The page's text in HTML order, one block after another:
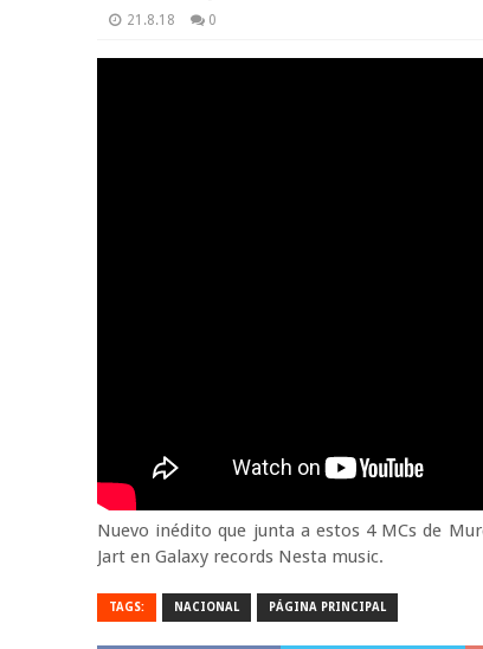
21.8.18 0
Nuevo inédito que junta a estos 4 MCs de
Jart en Galaxy records Nesta music.
TAGS: NACIONAL PÁGINA PRINCIPAL